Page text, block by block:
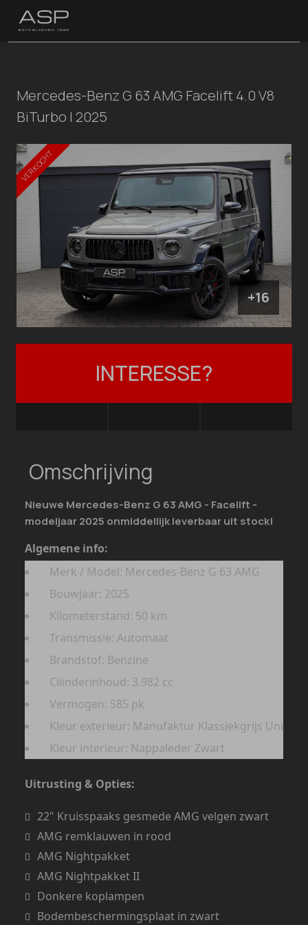
Mercedes-Benz G 63 AMG Facelift 4.0 V8
BiTurbo | 2025
VERKOCHT
+16
INTERESSE?
Omschrijving
Nieuwe Mercedes-Benz G 63 AMG - Facelift -
modeljaar 2025 onmiddellijk leverbaar uit stock!
Algemene info:
Merk / Model: Mercedes-Benz G 63 AMG
Bouwjaar: 2025
Kilometerstand: 50 km
Transmissie: Automaat
Brandstof: Benzine
Cilinderinhoud: 3.982 cc
Vermogen: 585 pk
Kleur exterieur: Manufaktur Klassiekgrijs Uni
Kleur interieur: Nappaleder Zwart
Uitrusting & Opties:
22" Kruisspaaks gesmede AMG velgen zwart
AMG remklauwen in rood
AMG Nightpakket
AMG Nightpakket II
Donkere koplampen
Bodembeschermingsplaat in zwart